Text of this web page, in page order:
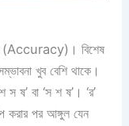
(Accuracy)। বিশেষ
খুব বেশি থাকে।
ষ’ বা ‘স শ ষ’। ‘র’
করার পর আঙ্গুল যেন